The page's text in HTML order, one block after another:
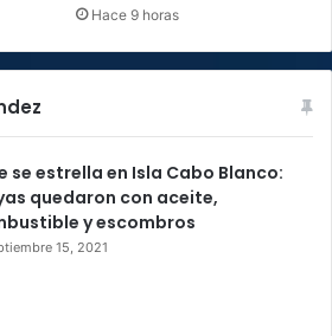
Hace 9 horas
se estrella en Isla Cabo Blanco:
quedaron con aceite,
y escombros
15, 2021